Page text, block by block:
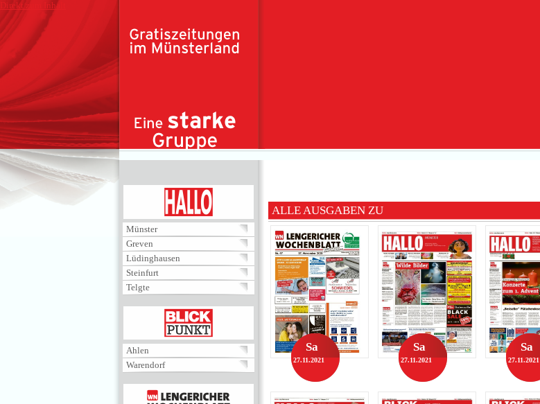
Direkt zum Inhalt
Münster
Greven
Lüdinghausen
Steinfurt
Telgte
BLICKPUNKT
Ahlen
Warendorf
MENÜ
ALLE AUSGABEN ZU
Sa
27.11.2021
Sa
27.11.2021
Sa
27.11.2021